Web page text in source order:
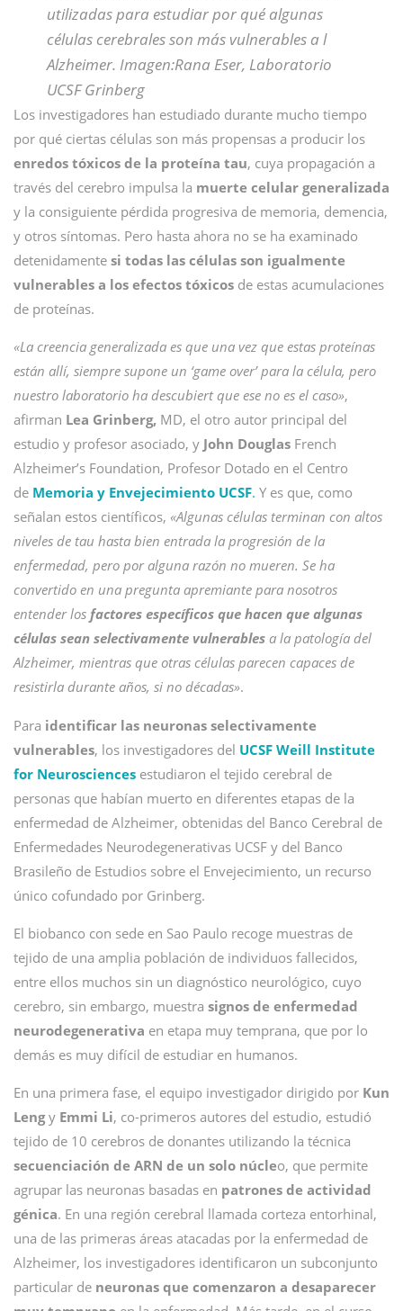
utilizadas para estudiar por qué algunas
células cerebrales son más vulnerables a l
Alzheimer. Imagen:Rana Eser, Laboratorio
UCSF Grinberg
Los investigadores han estudiado durante mucho tiempo
por qué ciertas células son más propensas a producir los
enredos tóxicos de la proteína tau, cuya propagación a
través del cerebro impulsa la muerte celular generalizada
y la consiguiente pérdida progresiva de memoria, demencia,
y otros síntomas. Pero hasta ahora no se ha examinado
detenidamente si todas las células son igualmente
vulnerables a los efectos tóxicos de estas acumulaciones
de proteínas.
«La creencia generalizada es que una vez que estas proteínas
están allí, siempre supone un ‘game over’ para la célula, pero
nuestro laboratorio ha descubiert que ese no es el caso»,
afirman Lea Grinberg, MD, el otro autor principal del
estudio y profesor asociado, y John Douglas French
Alzheimer’s Foundation, Profesor Dotado en el Centro
de Memoria y Envejecimiento UCSF. Y es que, como
señalan estos científicos, «Algunas células terminan con altos
niveles de tau hasta bien entrada la progresión de la
enfermedad, pero por alguna razón no mueren. Se ha
convertido en una pregunta apremiante para nosotros
entender los factores específicos que hacen que algunas
células sean selectivamente vulnerables a la patología del
Alzheimer, mientras que otras células parecen capaces de
resistirla durante años, si no décadas».
Para identificar las neuronas selectivamente
vulnerables, los investigadores del UCSF Weill Institute
for Neurosciences estudiaron el tejido cerebral de
personas que habían muerto en diferentes etapas de la
enfermedad de Alzheimer, obtenidas del Banco Cerebral de
Enfermedades Neurodegenerativas UCSF y del Banco
Brasileño de Estudios sobre el Envejecimiento, un recurso
único cofundado por Grinberg.
El biobanco con sede en Sao Paulo recoge muestras de
tejido de una amplia población de individuos fallecidos,
entre ellos muchos sin un diagnóstico neurológico, cuyo
cerebro, sin embargo, muestra signos de enfermedad
neurodegenerativa en etapa muy temprana, que por lo
demás es muy difícil de estudiar en humanos.
En una primera fase, el equipo investigador dirigido por Kun
Lengy Emmi Li, co-primeros autores del estudio, estudió
tejido de 10 cerebros de donantes utilizando la técnica
secuenciación de ARN de un solo núcleo, que permite
agrupar las neuronas basadas en patrones de actividad
génica. En una región cerebral llamada corteza entorhinal,
una de las primeras áreas atacadas por la enfermedad de
Alzheimer, los investigadores identificaron un subconjunto
particular de neuronas que comenzaron a desaparecer